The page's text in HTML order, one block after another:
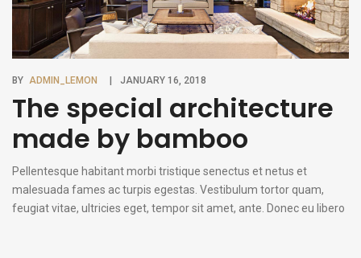
BY ADMIN_LEMON JANUARY 16, 2018
The special architecture
made by bamboo
Pellentesque habitant morbi tristique senectus et netus et
malesuada fames ac turpis egestas. Vestibulum tortor quam,
feugiat vitae, ultricies eget, tempor sit amet, ante. Donec eu libero